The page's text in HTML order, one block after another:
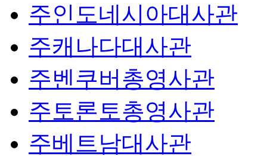
주인도네시아대사관
주캐나다대사관
주벤쿠버총영사관
주토론토총영사관
주베트남대사관